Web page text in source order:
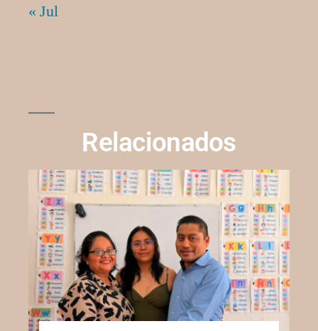
« Jul
Relacionados